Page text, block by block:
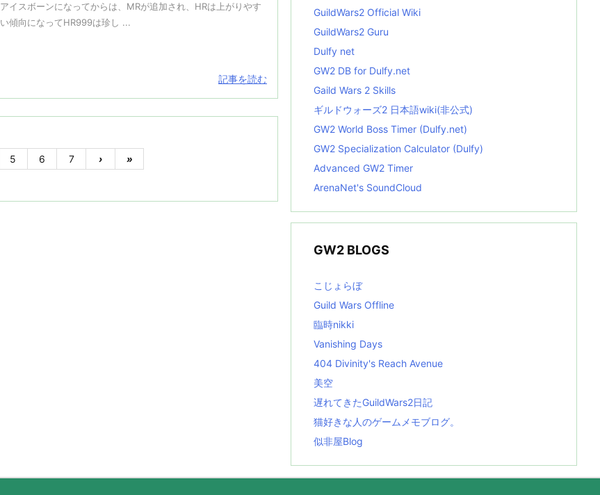
アイスボーンになってからは、MRが追加され、HRは上がりやす
い傾向になってHR999は珍し ...
記事を読む
5 6 7 › »
GuildWars2 Official Wiki
GuildWars2 Guru
Dulfy net
GW2 DB for Dulfy.net
Gaild Wars 2 Skills
ギルドウォーズ2 日本語wiki(非公式)
GW2 World Boss Timer (Dulfy.net)
GW2 Specialization Calculator (Dulfy)
Advanced GW2 Timer
ArenaNet's SoundCloud
GW2 BLOGS
こじょらぼ
Guild Wars Offline
臨時nikki
Vanishing Days
404 Divinity's Reach Avenue
美空
遅れてきたGuildWars2日記
猫好きな人のゲームメモブログ。
似非屋Blog